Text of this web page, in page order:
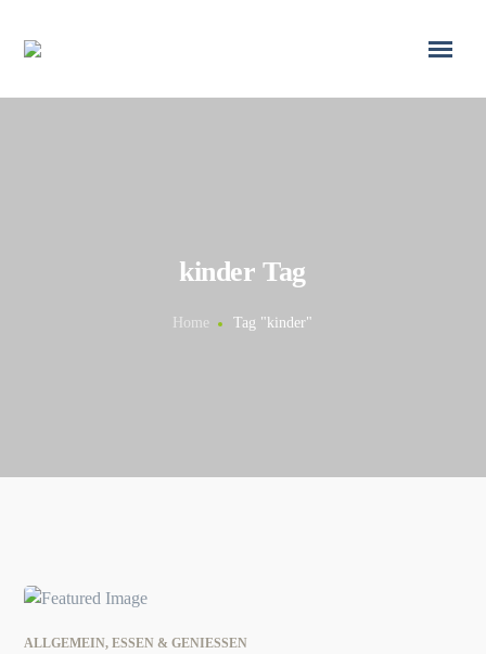
kinder Tag
Home Tag "kinder"
ALLGEMEIN,ESSEN & GENIESSEN